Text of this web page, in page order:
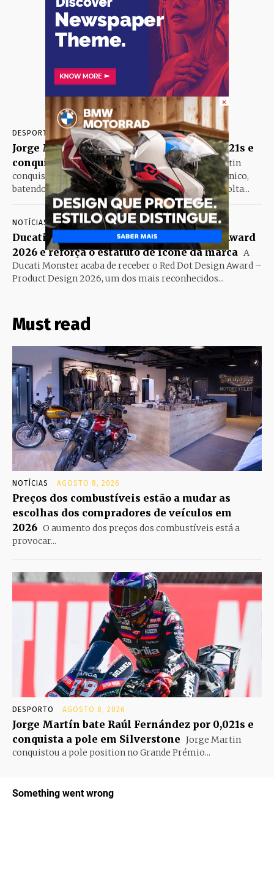
DESPORTO AGOSTO 8, 2026
Jorge Martín bate Raúl Fernández por 0,021s e
conquista a pole em Silverstone Jorge Martin
conquistou a pole position no Grande Prémio Britânico,
batendo Raul Fernandez com um novo recorde de volta...
NOTÍCIAS AGOSTO 8, 2026
Ducati Monster vence o Red Dot Design Award
2026 e reforça o estatuto de ícone da marca A
Ducati Monster acaba de receber o Red Dot Design Award –
Product Design 2026, um dos mais reconhecidos...
Must read
NOTÍCIAS AGOSTO 8, 2026
Preços dos combustíveis estão a mudar as
escolhas dos compradores de veículos em
2026 O aumento dos preços dos combustíveis está a
provocar...
DESPORTO AGOSTO 8, 2026
Jorge Martín bate Raúl Fernández por 0,021s e
conquista a pole em Silverstone Jorge Martin
conquistou a pole position no Grande Prémio...
×